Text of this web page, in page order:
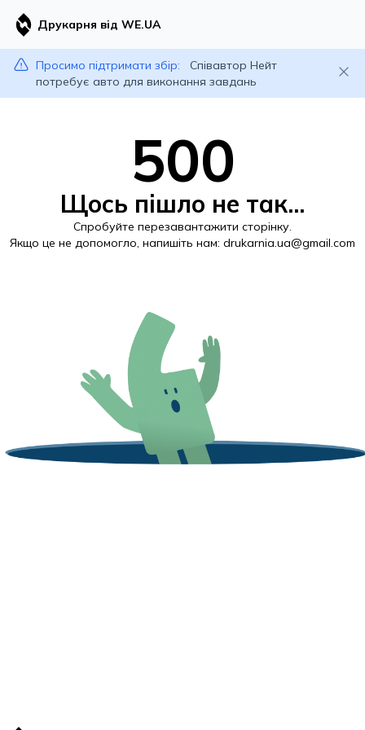
Друкарня від WE.UA
Просимо підтримати збір:
Співавтор Нейт
потребує авто для виконання завдань
500
Щось пішло не так...
Спробуйте перезавантажити сторінку.
Якщо це не допомогло, напишіть нам: drukarnia.ua@gmail.com